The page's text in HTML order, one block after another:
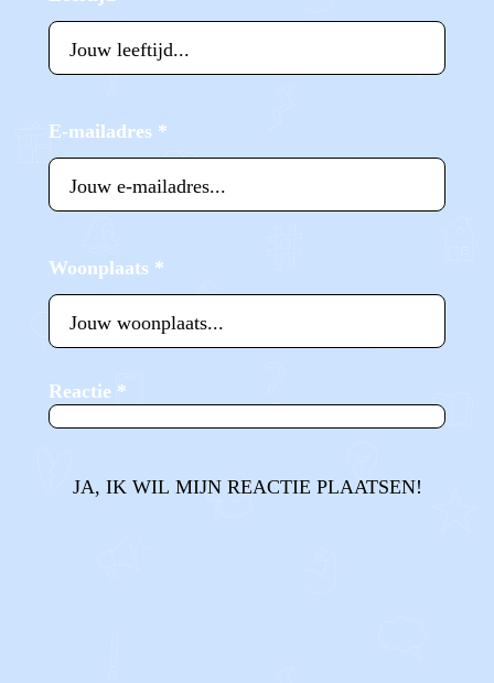
E-mailadres *
Woonplaats *
Reactie *
JA, IK WIL MIJN REACTIE PLAATSEN!